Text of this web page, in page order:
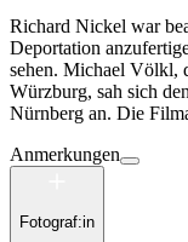
Richard Nickel war
Deportation
sehen. Michael Völkl,
Würzburg, sah sich
Nürnberg an. Die
Anmerkungen
Fotograf:in